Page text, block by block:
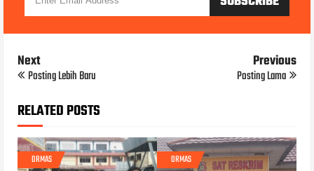
Next
Posting Lebih Baru
Previous
Posting Lama
RELATED POSTS
ORMAS ORMAS